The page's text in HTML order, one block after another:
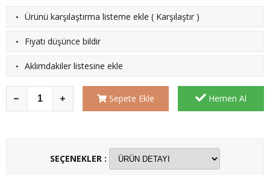
· Ürünü karşılaştırma listeme ekle ( Karşılaştır )
· Fiyatı düşünce bildir
· Aklımdakiler listesine ekle
Sepete Ekle Hemen Al
SEÇENEKLER :